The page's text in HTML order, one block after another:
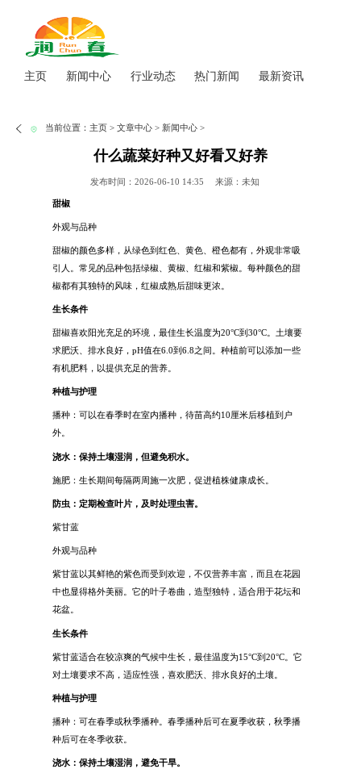
主页 新闻中心 行业动态 热门新闻 最新资讯
当前位置： 主页> 文章中心> 新闻中心>
什么蔬菜好种又好看又好养
发布时间：2026-06-10 14:35 来源：未知
甜椒
外观与品种
甜椒的颜色多样，从绿色到红色、黄色、橙色都有，外观非常吸
引人。常见的品种包括绿椒、黄椒、红椒和紫椒。每种颜色的甜
椒都有其独特的风味，红椒成熟后甜味更浓。
生长条件
甜椒喜欢阳光充足的环境，最佳生长温度为20°C到30°C。土壤要
求肥沃、排水良好，pH值在6.0到6.8之间。种植前可以添加一些
有机肥料，以提供充足的营养。
种植与护理
播种：可以在春季时在室内播种，待苗高约10厘米后移植到户
外。
浇水：保持土壤湿润，但避免积水。
施肥：生长期间每隔两周施一次肥，促进植株健康成长。
防虫：定期检查叶片，及时处理虫害。
紫甘蓝
外观与品种
紫甘蓝以其鲜艳的紫色而受到欢迎，不仅营养丰富，而且在花园
中也显得格外美丽。它的叶子卷曲，造型独特，适合用于花坛和
花盆。
生长条件
紫甘蓝适合在较凉爽的气候中生长，最佳温度为15°C到20°C。它
对土壤要求不高，适应性强，喜欢肥沃、排水良好的土壤。
种植与护理
播种：可在春季或秋季播种。春季播种后可在夏季收获，秋季播
种后可在冬季收获。
浇水：保持土壤湿润，避免干旱。